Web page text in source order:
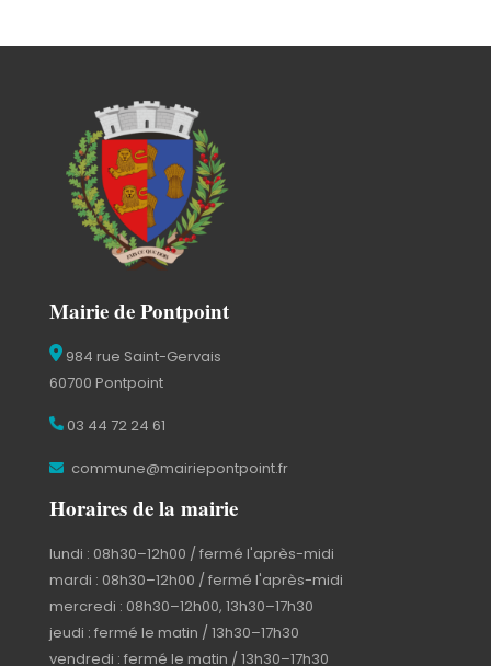
Mairie de Pontpoint
984 rue Saint-Gervais
60700 Pontpoint
03 44 72 24 61
commune@mairiepontpoint.fr
Horaires de la mairie
lundi : 08h30–12h00 / fermé l'après-midi
mardi : 08h30–12h00 / fermé l'après-midi
mercredi : 08h30–12h00, 13h30–17h30
jeudi : fermé le matin / 13h30–17h30
vendredi : fermé le matin / 13h30–17h30